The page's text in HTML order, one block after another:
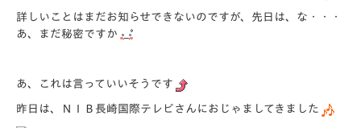
詳しいことはまだお知らせできないのですが、先日は、な・・・
あ、まだ秘密ですか
あ、これは言っていいそうです
昨日は、ＮＩＢ長崎国際テレビさんにおじゃましてきました